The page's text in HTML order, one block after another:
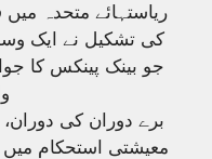
کی تشکیل نے ایک
جو بینک پینکس کا
معیشتی استحکام میں